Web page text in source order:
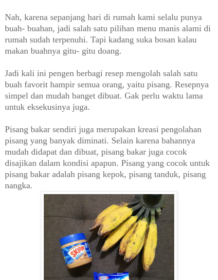
Nah, karena sepanjang hari di rumah kami selalu punya
buah- buahan, jadi salah satu pilihan menu manis alami di
rumah sudah terpenuhi. Tapi kadang suka bosan kalau
makan buahnya gitu- gitu doang.
Jadi kali ini pengen berbagi resep mengolah salah satu
buah favorit hampir semua orang, yaitu pisang. Resepnya
simpel dan mudah banget dibuat. Gak perlu waktu lama
untuk eksekusinya juga.
Pisang bakar sendiri juga merupakan kreasi pengolahan
pisang yang banyak diminati. Selain karena bahannya
mudah didapat dan dibuat, pisang bakar juga cocok
disajikan dalam kondisi apapun. Pisang yang cocok untuk
pisang bakar adalah pisang kepok, pisang tanduk, pisang
nangka.